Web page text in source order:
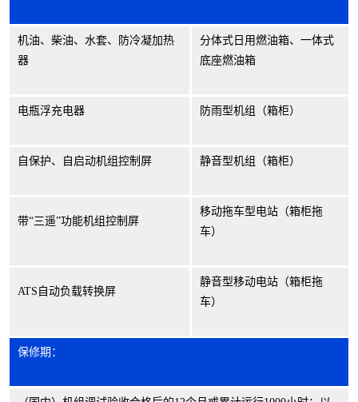
机油、柴油、水套、防冷凝加热
器
分体式日用燃油箱、一体式
底座燃油箱
电瓶浮充电器 防雨型机组（箱柜）
自保护、自启动机组控制屏 静音型机组（箱柜）
带“三遥”功能机组控制屏
移动拖车型电站（箱柜拖
车）
ATS自动负载转换屏
静音型移动电站（箱柜拖
车）
保修期：